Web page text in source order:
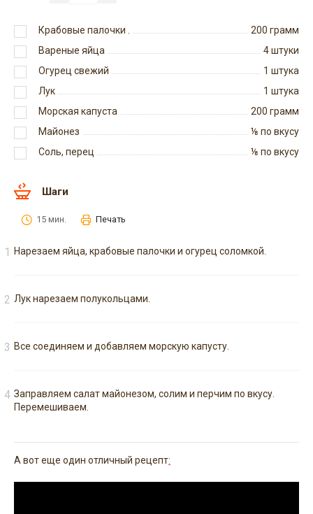
Крабовые палочки . 200 грамм
Вареные яйца
4штуки
Огурец свежий
1 штука
Лук
1 штука
Морская капуста
200 грамм
Майонез
⅛ по вкусу
Соль, перец
⅛ по вкусу
Шаги
15 мин. Печать
Нарезаем яйца, крабовые палочки и огурец соломкой.
Лук нарезаем полукольцами.
Все соединяем и добавляем морскую капусту.
Заправляем салат майонезом, солим и перчим по вкусу.
Перемешиваем.
А вот еще один отличный рецепт: